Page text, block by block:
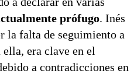
prófugo. Inés
la falta de seguimiento a
ella, era clave en el
a contradicciones en